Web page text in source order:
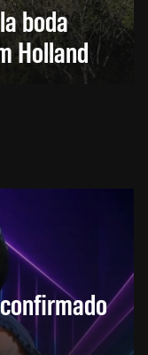
boda
Holland